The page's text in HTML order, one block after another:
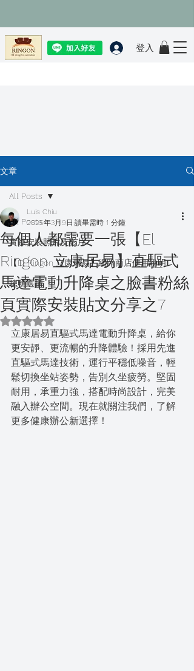
登入
文章
All Posts
實際安裝照片及影片
【El Ringon 立康居易】網路商店使用說明
聰明選購
All Posts
每個人都需要一張【El
Ringon 立康居易】直驅式
馬達電動升降桌之臉書粉絲
頁實際安裝貼文分享之7
Luis Chiu
2025年3月9日 讀畢需時 1 分鐘
評等為 NaN（最高為 5 顆星）。
立康居易直驅式馬達電動升降桌，給你
更安靜、更流暢的升降體驗！採用先進
直驅式馬達技術，運行平穩低噪音，輕
鬆切換坐站姿勢，告別久坐疲勞。堅固
耐用，承重力強，搭配時尚設計，完美
融入辦公空間。現在就關注我們，了解
更多健康辦公新選擇！